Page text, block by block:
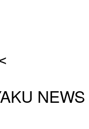
NEWS